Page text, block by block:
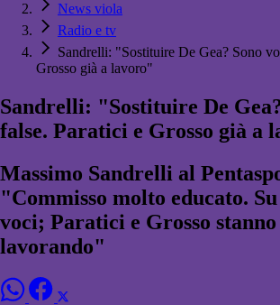
News viola
Radio e tv
Sandrelli: "Sostituire De Gea? Sono
Grosso già a lavoro"
Sandrelli: "Sostituire De
false. Paratici e Grosso già a
Massimo Sandrelli al
"Commisso molto educato. Su
voci; Paratici e Grosso
lavorando"